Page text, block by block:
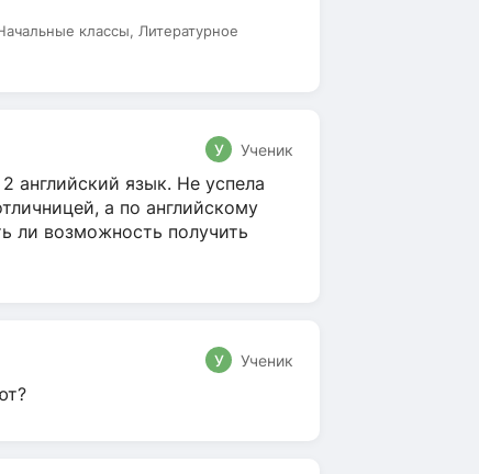
классы, Литературное
У Ученик
английский язык. Не успела
а по английскому
ли возможность получить
У Ученик